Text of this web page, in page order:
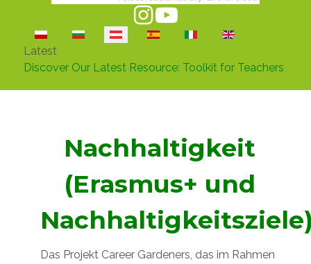
Sprache auswählen
Latest
Discover Our Latest Resource: Toolkit for Teachers
Nachhaltigkeit
(Erasmus+ und
Das Projekt Career Gardeners, das im Rahmen